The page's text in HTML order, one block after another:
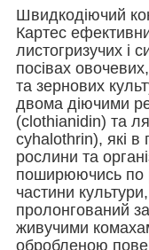
Швидкодіючий
Картес
листогризучих і
посівах
та зернових
двома діючими
(clothianidin) та
cyhalothrin), які в
рослини та
поширюючись по
частини
пролонгований
живучими
обробленою